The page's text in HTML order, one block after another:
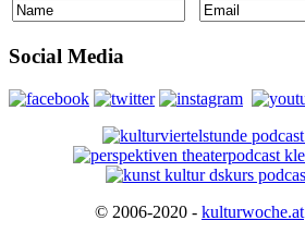
Social Media
© 2006-2020 - kulturwoche.at